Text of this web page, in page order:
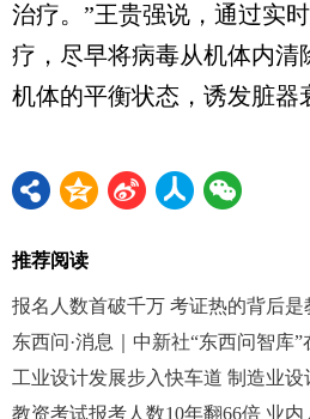
治疗。”王贵强说，通过实
疗，尽早将病毒从机体内清
机体的平衡状态，诱发脏器
推荐阅读
报名人数首破千万 考证热的背后是
东西问·消息｜中新社“东西问智库”
工业设计发展步入快车道 制造业
教资考试报考人数10年翻66倍 业